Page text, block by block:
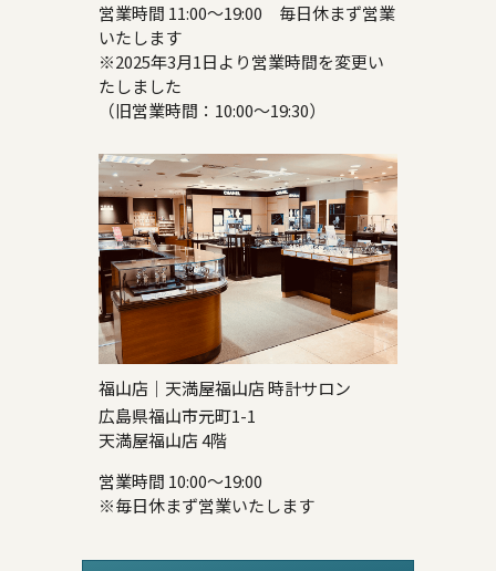
営業時間 11:00～19:00 毎日休まず営業
いたします
※2025年3月1日より営業時間を変更い
たしました
（旧営業時間：10:00～19:30）
福山店｜天満屋福山店 時計サロン
広島県福山市元町1-1
天満屋福山店 4階
営業時間 10:00～19:00
※毎日休まず営業いたします